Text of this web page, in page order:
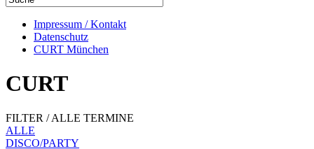
Impressum / Kontakt
Datenschutz
CURT München
CURT
FILTER / ALLE TERMINE
ALLE
DISCO/PARTY